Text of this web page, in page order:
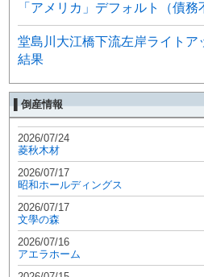
「アメリカ」デフォルト（債
堂島川大江橋下流左岸ライトア
結果
▌倒産情報
2026/07/24
菱秋木材
2026/07/17
昭和ホールディングス
2026/07/17
文學の森
2026/07/16
アエラホーム